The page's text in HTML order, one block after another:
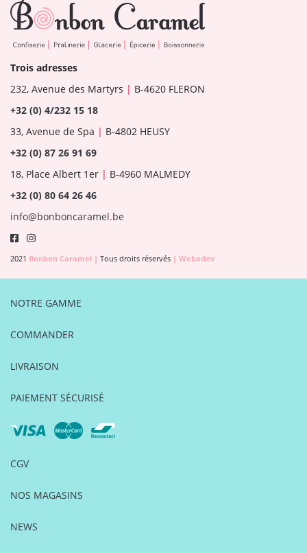
Trois adresses
232, Avenue des Martyrs | B-4620 FLERON
+32 (0) 4/232 15 18
33, Avenue de Spa | B-4802 HEUSY
+32 (0) 87 26 91 69
18, Place Albert 1er | B-4960 MALMEDY
+32 (0) 80 64 26 46
info@bonboncaramel.be
2021 Bonbon Caramel | Tous droits réservés | Webadev
NOTRE GAMME
COMMANDER
LIVRAISON
PAIEMENT SÉCURISÉ
CGV
NOS MAGASINS
NEWS